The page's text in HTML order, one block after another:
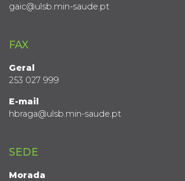
gaic@ulsb.min-saude.pt
FAX
Geral
253 027 999
E-mail
hbraga@ulsb.min-saude.pt
SEDE
Morada